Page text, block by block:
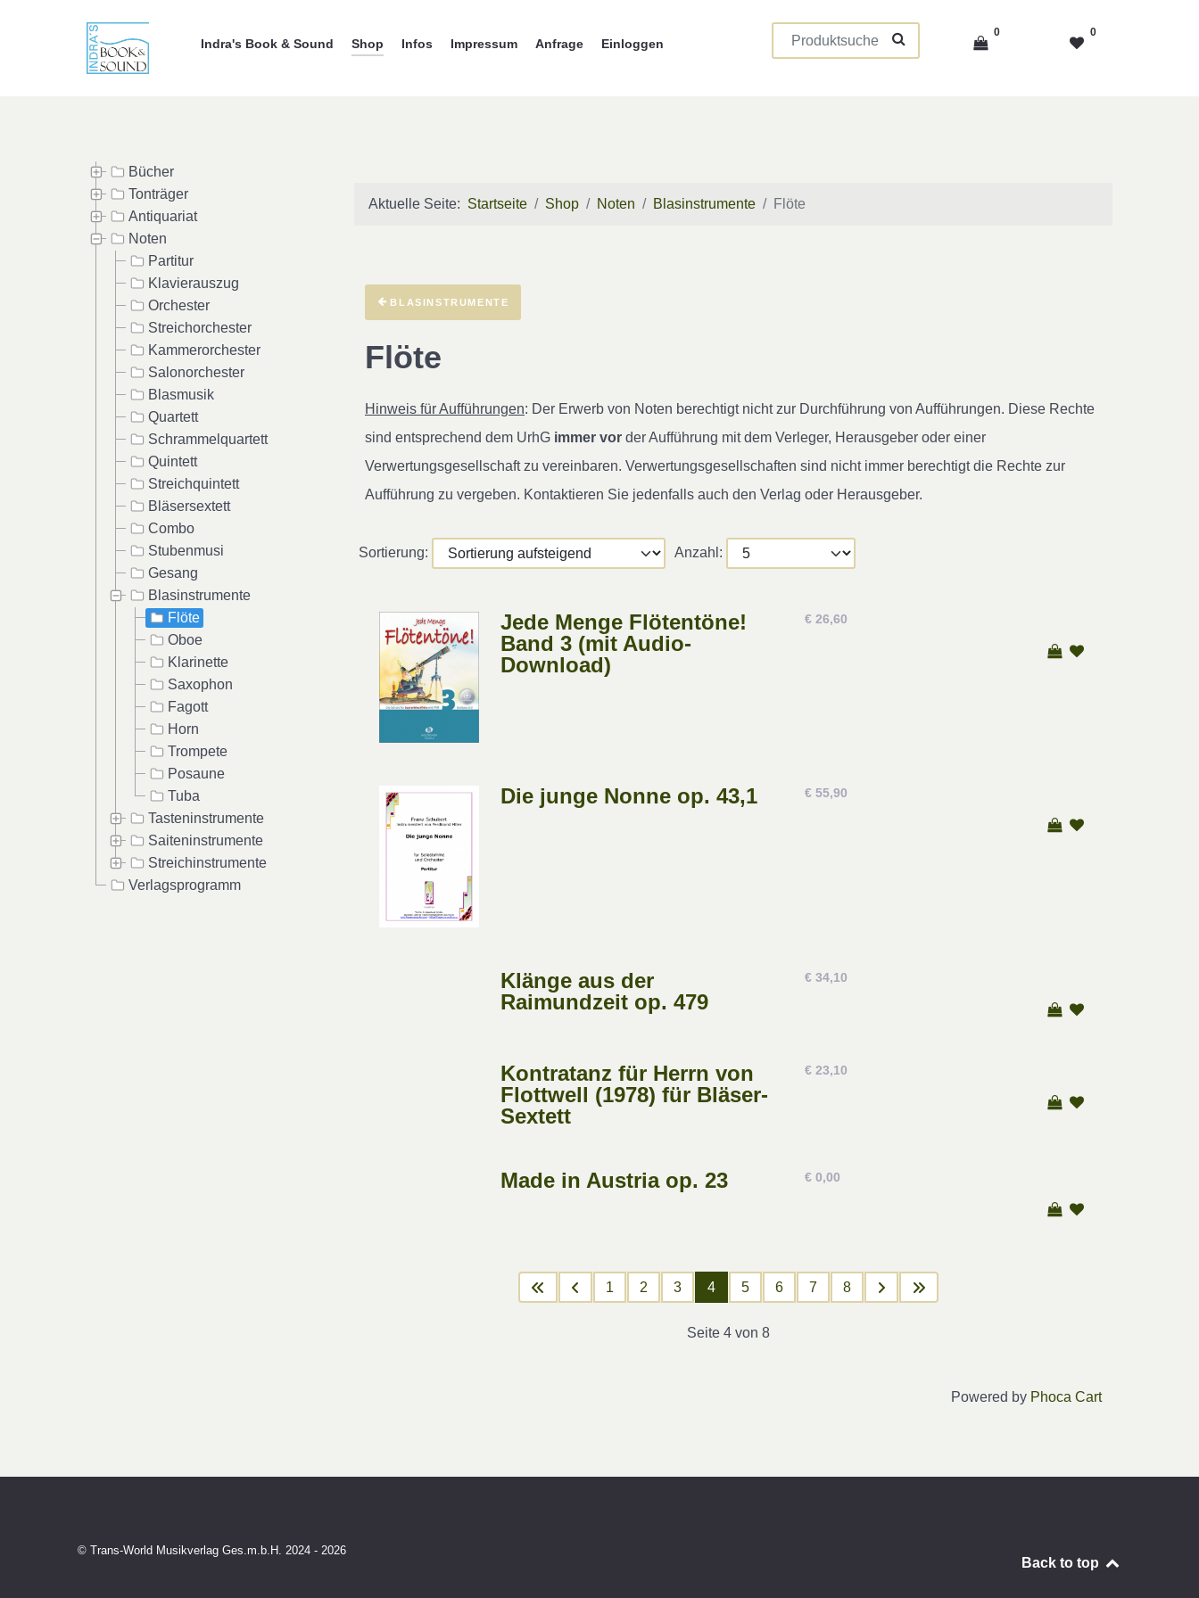
Indra's Book & Sound Shop Infos Impressum Anfrage Einloggen
0 0
Bücher
Tonträger
Antiquariat
Noten
Partitur
Klavierauszug
Orchester
Streichorchester
Kammerorchester
Salonorchester
Blasmusik
Quartett
Schrammelquartett
Quintett
Streichquintett
Bläsersextett
Combo
Stubenmusi
Gesang
Blasinstrumente
Flöte
Oboe
Klarinette
Saxophon
Fagott
Horn
Trompete
Posaune
Tuba
Tasteninstrumente
Saiteninstrumente
Streichinstrumente
Verlagsprogramm
Aktuelle Seite: Startseite Shop Noten Blasinstrumente Flöte
BLASINSTRUMENTE
Flöte
Hinweis für Aufführungen: Der Erwerb von Noten berechtigt nicht zur Durchführung von Aufführungen. Diese Rechte
sind entsprechend dem UrhG immer vor der Aufführung mit dem Verleger, Herausgeber oder einer
Verwertungsgesellschaft zu vereinbaren. Verwertungsgesellschaften sind nicht immer berechtigt die Rechte zur
Aufführung zu vergeben. Kontaktieren Sie jedenfalls auch den Verlag oder Herausgeber.
Sortierung: Anzahl:
Jede Menge Flötentöne!
Band 3 (mit Audio-
Download)
€ 26,60
Die junge Nonne op. 43,1 € 55,90
Klänge aus der
Raimundzeit op. 479
€ 34,10
Kontratanz für Herrn von
Flottwell (1978) für Bläser-
Sextett
€ 23,10
Made in Austria op. 23 € 0,00
1 2 3 4 5 6 7 8
Seite 4 von 8
Powered by Phoca Cart
© Trans-World Musikverlag Ges.m.b.H. 2024 - 2026
Back to top